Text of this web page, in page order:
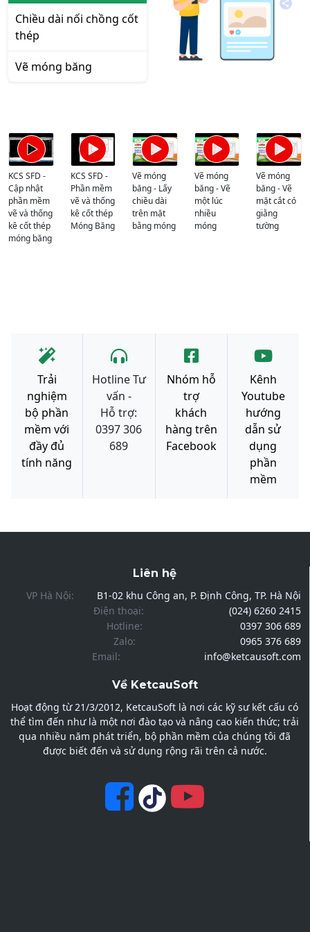
Chiều dài nối chồng cốt
thép
Vẽ móng băng
KCS SFD -
Cập nhật
phần mềm
vẽ và thống
kê cốt thép
móng băng
KCS SFD -
Phần mềm
vẽ và thống
kê cốt thép
Móng Băng
Vẽ móng
băng - Lấy
chiều dài
trên mặt
bằng móng
Vẽ móng
băng - Vẽ
một lúc
nhiều
móng
Vẽ móng
băng - Vẽ
mặt cắt có
giằng
tường
Trải
nghiệm
bộ phần
mềm với
đầy đủ
tính năng
Hotline Tư
vấn -
Hỗ trợ:
0397 306
689
Nhóm hỗ
trợ
khách
hàng trên
Facebook
Kênh
Youtube
hướng
dẫn sử
dụng
phần
mềm
Liên hệ
VP Hà Nội:
B1-02 khu Công an, P. Định Công, TP. Hà Nội
Điện thoại:
(024) 6260 2415
Hotline:
0397 306 689
Zalo:
0965 376 689
Email:
info@ketcausoft.com
Về KetcauSoft
Hoạt động từ 21/3/2012, KetcauSoft là nơi các kỹ sư kết cấu có
thể tìm đến như là một nơi đào tạo và nâng cao kiến thức; trải
qua nhiều năm phát triển, bộ phần mềm của chúng tôi đã
được biết đến và sử dụng rộng rãi trên cả nước.